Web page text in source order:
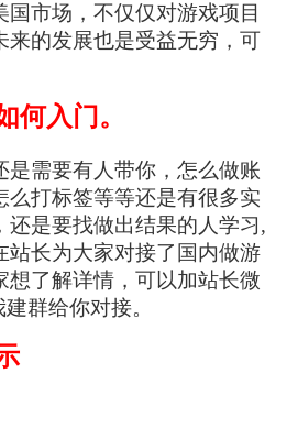
市场，不仅仅对游戏项目
来的发展也是受益无穷，可
何入门。
是需要有人带你，怎么做账
么打标签等等还是有很多实
还是要找做出结果的人学习,
站长为大家对接了国内做游
想了解详情，可以加站长微
群给你对接。